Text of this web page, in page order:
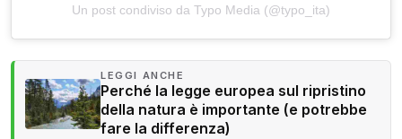
Un post condiviso da Typo Media (@typo_ita)
LEGGI ANCHE
Perché la legge europea sul ripristino
della natura è importante (e potrebbe
fare la differenza)